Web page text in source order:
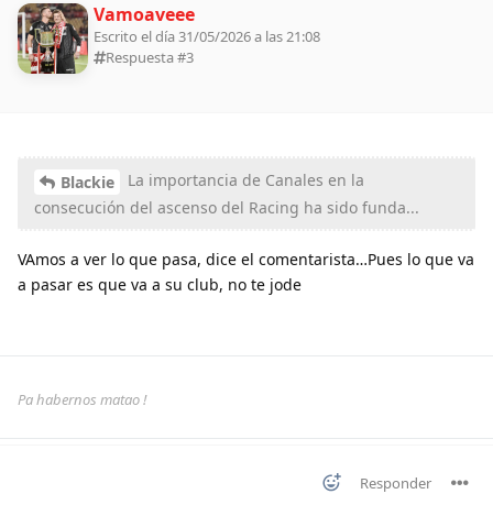
Vamoaveee
Escrito el día 31/05/2026 a las 21:08
Respuesta #3
Blackie
La importancia de Canales en la
consecución del ascenso del Racing ha sido funda...
VAmos a ver lo que pasa, dice el comentarista…Pues lo que va
a pasar es que va a su club, no te jode
Pa habernos matao !
Responder